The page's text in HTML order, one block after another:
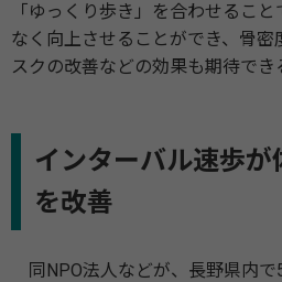
「ゆっくり歩き」を合わせるこ
なく向上させることができ、骨密
スクの改善などの効果も期待でき
インターバル速歩
を改善
同NPO法人などが、長野県内で